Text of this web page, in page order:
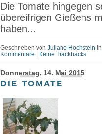
Die Tomate hingegen
übereifrigen Gießens
haben...
Geschrieben vonJuliane Hochstein
Kommentare | Keine Trackbacks
Donnerstag, 14. Mai 2015
DIE TOMATE